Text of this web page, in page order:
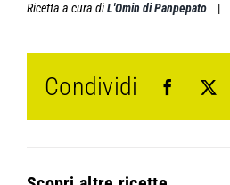
Ricetta a cura diL'Omin di Panpepato|
Condividi